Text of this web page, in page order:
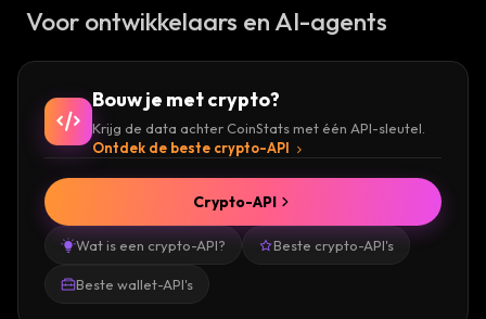
Voor ontwikkelaars en AI-agents
Bouw je met crypto?
Krijg de data achter CoinStats met één API-sleutel.
Ontdek de beste crypto-API
Wat is een crypto-API? Beste crypto-API's
Beste wallet-API's
Crypto-API